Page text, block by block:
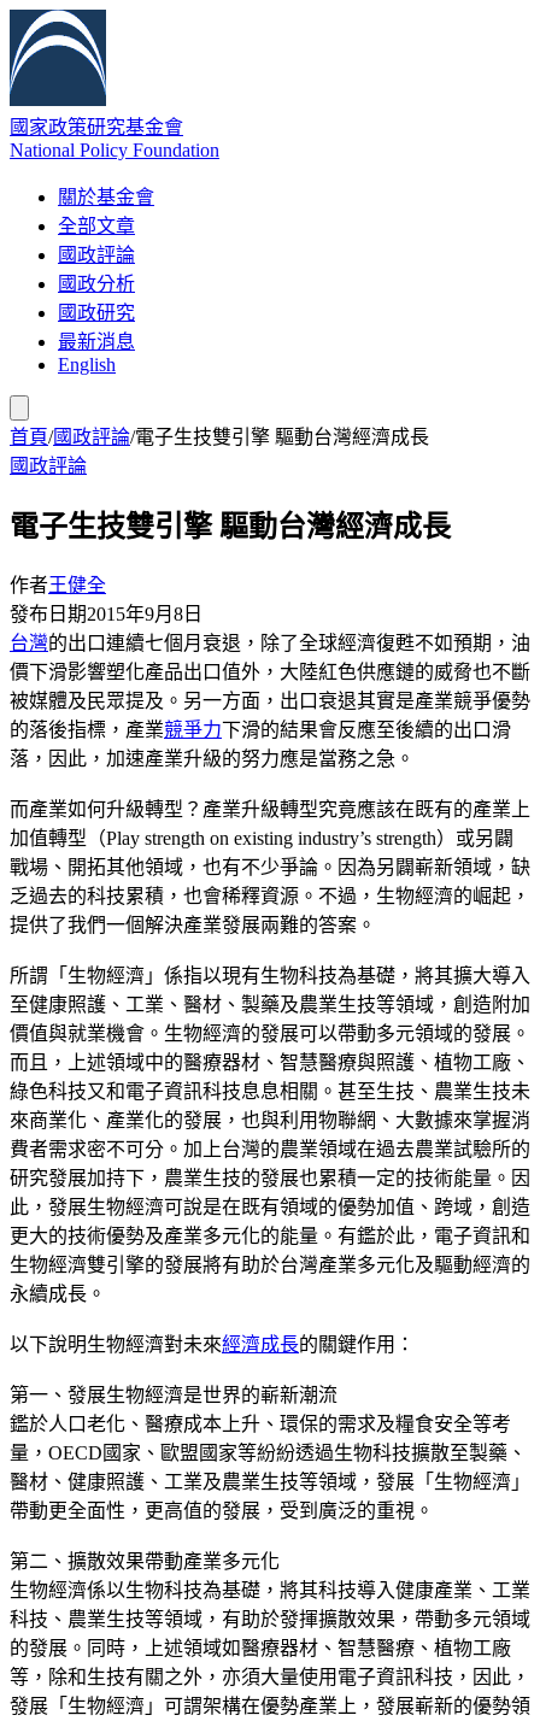
國家政策研究基金會
National Policy Foundation
關於基金會
全部文章
國政評論
國政分析
國政研究
最新消息
English
首頁/國政評論/電子生技雙引擎 驅動台灣經濟成長
國政評論
電子生技雙引擎 驅動台灣經濟成長
作者王健全
發布日期2015年9月8日
台灣的出口連續七個月衰退，除了全球經濟復甦不如預期，油
價下滑影響塑化產品出口值外，大陸紅色供應鏈的威脅也不斷
被媒體及民眾提及。另一方面，出口衰退其實是產業競爭優勢
的落後指標，產業競爭力下滑的結果會反應至後續的出口滑
落，因此，加速產業升級的努力應是當務之急。
而產業如何升級轉型？產業升級轉型究竟應該在既有的產業上
加值轉型（Play strength on existing industry’s strength）或另闢
戰場、開拓其他領域，也有不少爭論。因為另闢嶄新領域，缺
乏過去的科技累積，也會稀釋資源。不過，生物經濟的崛起，
提供了我們一個解決產業發展兩難的答案。
所謂「生物經濟」係指以現有生物科技為基礎，將其擴大導入
至健康照護、工業、醫材、製藥及農業生技等領域，創造附加
價值與就業機會。生物經濟的發展可以帶動多元領域的發展。
而且，上述領域中的醫療器材、智慧醫療與照護、植物工廠、
綠色科技又和電子資訊科技息息相關。甚至生技、農業生技未
來商業化、產業化的發展，也與利用物聯網、大數據來掌握消
費者需求密不可分。加上台灣的農業領域在過去農業試驗所的
研究發展加持下，農業生技的發展也累積一定的技術能量。因
此，發展生物經濟可說是在既有領域的優勢加值、跨域，創造
更大的技術優勢及產業多元化的能量。有鑑於此，電子資訊和
生物經濟雙引擎的發展將有助於台灣產業多元化及驅動經濟的
永續成長。
以下說明生物經濟對未來經濟成長的關鍵作用：
第一、發展生物經濟是世界的嶄新潮流
鑑於人口老化、醫療成本上升、環保的需求及糧食安全等考
量，OECD國家、歐盟國家等紛紛透過生物科技擴散至製藥、
醫材、健康照護、工業及農業生技等領域，發展「生物經濟」
帶動更全面性，更高值的發展，受到廣泛的重視。
第二、擴散效果帶動產業多元化
生物經濟係以生物科技為基礎，將其科技導入健康產業、工業
科技、農業生技等領域，有助於發揮擴散效果，帶動多元領域
的發展。同時，上述領域如醫療器材、智慧醫療、植物工廠
等，除和生技有關之外，亦須大量使用電子資訊科技，因此，
發展「生物經濟」可謂架構在優勢產業上，發展嶄新的優勢領